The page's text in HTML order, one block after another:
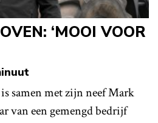
‘MOOI VOOR
samen met zijn neef Mark
van een gemengd bedrijf